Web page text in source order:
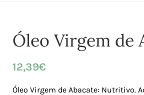
Óleo Virgem de
12,39€
Óleo Virgem de Abacate: Nutritivo.